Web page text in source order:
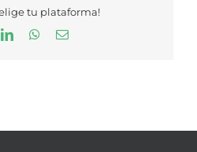
tu plataforma!
LinkedInWhatsApp
Correo